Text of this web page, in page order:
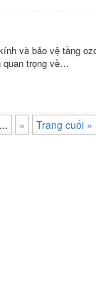
và bảo vệ tầng
quan trọng về…
... » Trang cuối »